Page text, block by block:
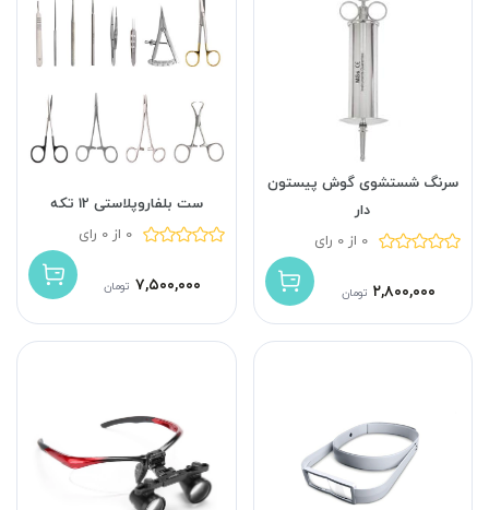
سرنگ شستشوی گوش پیستون
دار
0 از 0 رای
۲,۸۰۰,۰۰۰ تومان
ست بلفاروپلاستی 12 تکه
0 از 0 رای
۷,۵۰۰,۰۰۰ تومان